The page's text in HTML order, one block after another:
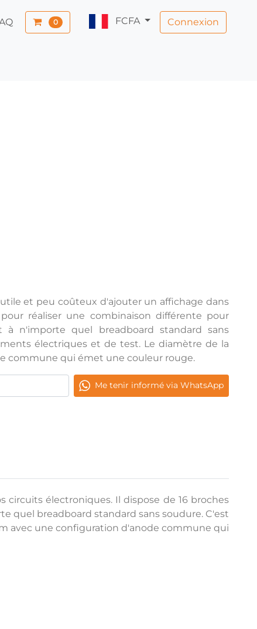
0 FCFA Connexion
et peu coûteux d'ajouter un affichage dans
réaliser une combinaison différente pour
à n'importe quel breadboard standard sans
électriques et de test. Le diamètre de la
commune qui émet une couleur rouge.
Me tenir informé via WhatsApp
électroniques. Il dispose de 16 broches
quel breadboard standard sans soudure. C'est
avec une configuration d'anode commune qui